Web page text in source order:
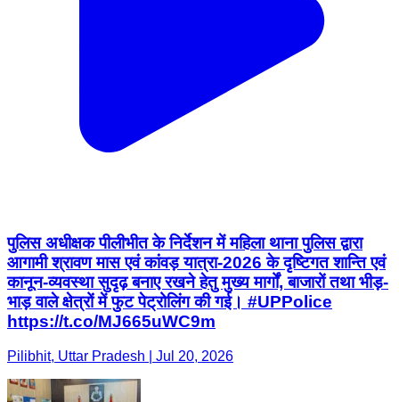
पुलिस अधीक्षक पीलीभीत के निर्देशन में महिला थाना पुलिस द्वारा
आगामी श्रावण मास एवं कांवड़ यात्रा-2026 के दृष्टिगत शान्ति एवं
कानून-व्यवस्था सुदृढ़ बनाए रखने हेतु मुख्य मार्गों, बाजारों तथा भीड़-
भाड़ वाले क्षेत्रों में फुट पेट्रोलिंग की गई। #UPPolice
https://t.co/MJ665uWC9m
Pilibhit, Uttar Pradesh | Jul 20, 2026